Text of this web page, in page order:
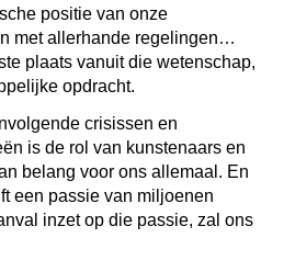
positie van onze
met allerhande regelingen…
plaats vanuit die wetenschap,
opdracht.
crisissen en
is de rol van kunstenaars en
belang voor ons allemaal. En
een passie van miljoenen
inzet op die passie, zal ons